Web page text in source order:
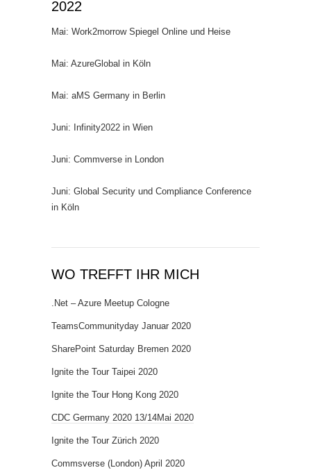
2022
Mai: Work2morrow Spiegel Online und Heise
Mai: AzureGlobal in Köln
Mai: aMS Germany in Berlin
Juni: Infinity2022 in Wien
Juni: Commverse in London
Juni: Global Security und Compliance Conference
in Köln
WO TREFFT IHR MICH
.Net – Azure Meetup Cologne
TeamsCommunityday Januar 2020
SharePoint Saturday Bremen 2020
Ignite the Tour Taipei 2020
Ignite the Tour Hong Kong 2020
CDC Germany 2020 13/14Mai 2020
Ignite the Tour Zürich 2020
Commsverse (London) April 2020